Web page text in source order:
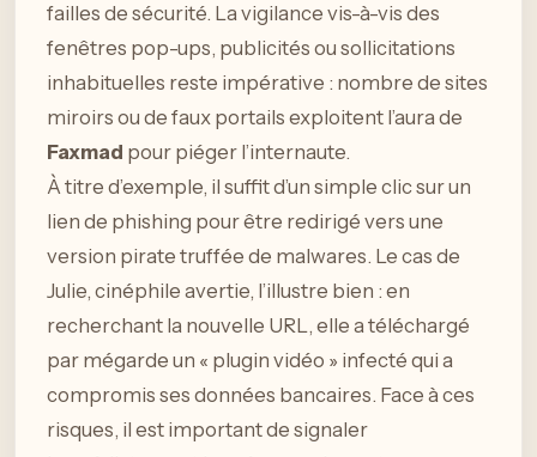
failles de sécurité. La vigilance vis-à-vis des
fenêtres pop-ups, publicités ou sollicitations
inhabituelles reste impérative : nombre de sites
miroirs ou de faux portails exploitent l’aura de
Faxmad pour piéger l’internaute.
À titre d’exemple, il suffit d’un simple clic sur un
lien de phishing pour être redirigé vers une
version pirate truffée de malwares. Le cas de
Julie, cinéphile avertie, l’illustre bien : en
recherchant la nouvelle URL, elle a téléchargé
par mégarde un « plugin vidéo » infecté qui a
compromis ses données bancaires. Face à ces
risques, il est important de signaler